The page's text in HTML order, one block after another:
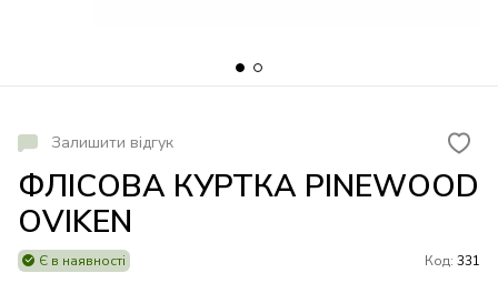
Залишити відгук
ФЛІСОВА КУРТКА PINEWOOD
OVIKEN
Є в наявності Код: 331